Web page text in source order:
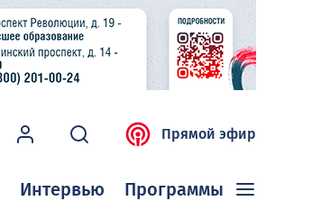
Прямой эфир
Интервью Программы